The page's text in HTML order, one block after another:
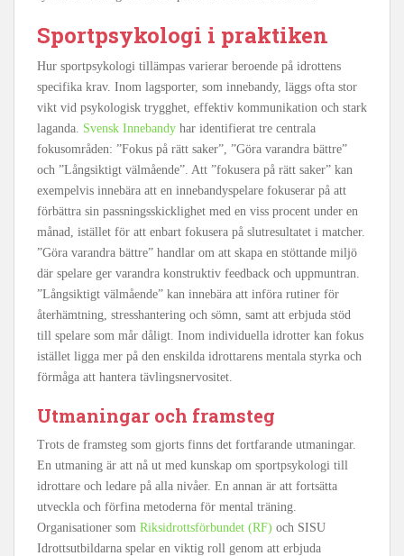
Sportpsykologi i praktiken
Hur sportpsykologi tillämpas varierar beroende på idrottens
specifika krav. Inom lagsporter, som innebandy, läggs ofta stor
vikt vid psykologisk trygghet, effektiv kommunikation och stark
laganda. Svensk Innebandy har identifierat tre centrala
fokusområden: ”Fokus på rätt saker”, ”Göra varandra bättre”
och ”Långsiktigt välmående”. Att ”fokusera på rätt saker” kan
exempelvis innebära att en innebandyspelare fokuserar på att
förbättra sin passningsskicklighet med en viss procent under en
månad, istället för att enbart fokusera på slutresultatet i matcher.
”Göra varandra bättre” handlar om att skapa en stöttande miljö
där spelare ger varandra konstruktiv feedback och uppmuntran.
”Långsiktigt välmående” kan innebära att införa rutiner för
återhämtning, stresshantering och sömn, samt att erbjuda stöd
till spelare som mår dåligt. Inom individuella idrotter kan fokus
istället ligga mer på den enskilda idrottarens mentala styrka och
förmåga att hantera tävlingsnervositet.
Utmaningar och framsteg
Trots de framsteg som gjorts finns det fortfarande utmaningar.
En utmaning är att nå ut med kunskap om sportpsykologi till
idrottare och ledare på alla nivåer. En annan är att fortsätta
utveckla och förfina metoderna för mental träning.
Organisationer som Riksidrottsförbundet (RF) och SISU
Idrottsutbildarna spelar en viktig roll genom att erbjuda